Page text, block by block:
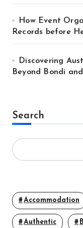
How Event
Records before
Discovering
Beyond Bondi
Search
Accommodation
Authentic